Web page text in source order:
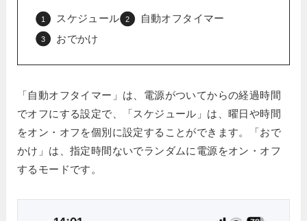
スケジュール
自動オフタイマー
おでかけ
「自動オフタイマー」は、電源がついてからの経過時間
でオフにする設定で、「スケジュール」は、曜日や時間
をオン・オフを個別に設定することができます。「おで
かけ」は、指定時間ないでランダムに電源をオン・オフ
するモードです。